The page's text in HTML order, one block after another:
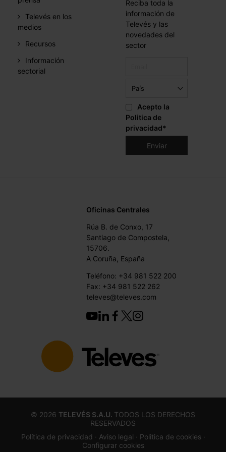
Televés en los
medios
Recursos
Información
sectorial
Reciba toda la
información de
Televés y las
novedades del
sector
Acepto la
Politica de
privacidad*
Oficinas Centrales
Rúa B. de Conxo, 17
Santiago de Compostela,
15706.
A Coruña, España
Teléfono: +34 981 522 200
Fax: +34 981 522 262
televes@televes.com
© 2026 TELEVÉS S.A.U. TODOS LOS DERECHOS
RESERVADOS
Política de privacidad · Aviso legal · Politica de cookies ·
Configurar cookies